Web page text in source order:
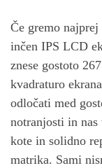
Če gremo
inčen IPS LCD
znese gostoto
kvadraturo
odločati med
notranjosti in
kote in solidno
matrika. Sami